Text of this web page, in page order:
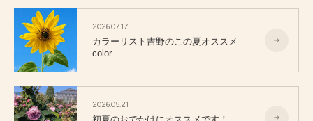
2026.07.17
カラーリスト吉野のこの夏オススメ
color
2026.05.21